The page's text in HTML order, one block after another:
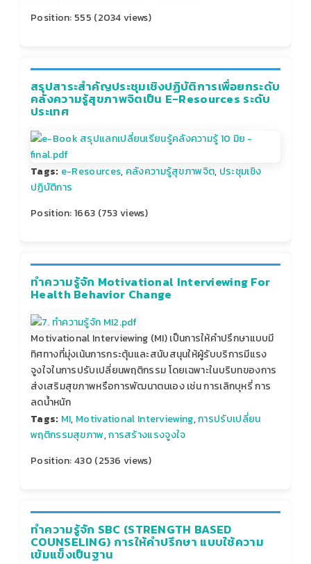
Position: 555 (2034views)
สรุปสาระสำคัญประชุมเชิงปฏิบัติการเพื่อยกระดับ
คลังความรู้สุขภาพจิตเป็น E-Resources ระดับ
ประเทศ
Tags: e-Resources, คลังความรู้สุขภาพจิต, ประชุมเชิง
ปฏิบัติการ
Position:1663 (753views)
ทำความรู้จัก Motivational Interviewing For
Health Behavior Change
Motivational Interviewing (MI) เป็นการให้คำปรึกษาแบบมี
ทิศทางที่มุ่งเน้นการกระตุ้นและสนับสนุนให้ผู้รับบริการมีแรง
จูงใจในการปรับเปลี่ยนพฤติกรรม โดยเฉพาะในบริบทของการ
ส่งเสริมสุขภาพหรือการพัฒนาตนเอง เช่น การเลิกบุหรี่ การ
ลดน้ำหนัก
Tags: MI, Motivational Interviewing,การปรับเปลี่ยน
พฤติกรรมสุขภาพ,การสร้างแรงจูงใจ
Position:430 (2536 views)
ทำความรู้จัก SBC (STRENGTH BASED
COUNSELING) การให้คำปรึกษา แบบใช้ความ
เข้มแข็งเป็นฐาน